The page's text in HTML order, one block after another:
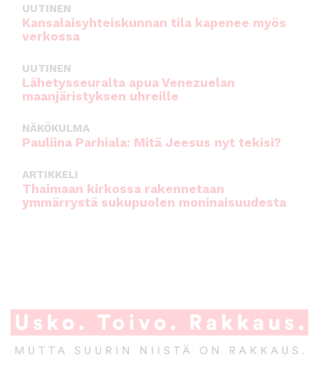
UUTINEN
Kansalaisyhteiskunnan tila kapenee myös
verkossa
UUTINEN
Lähetysseuralta apua Venezuelan
maanjäristyksen uhreille
NÄKÖKULMA
Pauliina Parhiala: Mitä Jeesus nyt tekisi?
ARTIKKELI
Thaimaan kirkossa rakennetaan
ymmärrystä sukupuolen moninaisuudesta